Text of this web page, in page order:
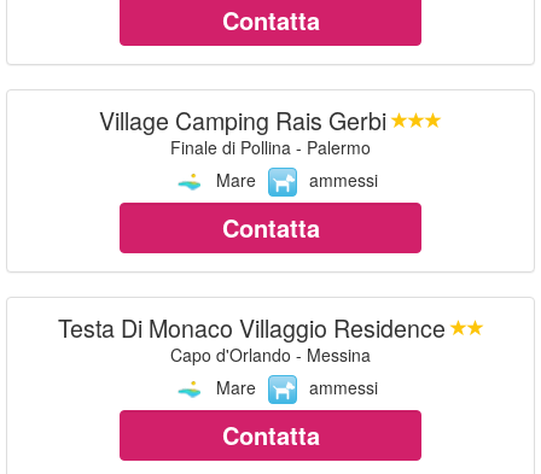
Contatta
Village Camping Rais Gerbi
Finale di Pollina - Palermo
Mare
ammessi
Contatta
Testa Di Monaco Villaggio Residence
Capo d'Orlando - Messina
Mare
ammessi
Contatta